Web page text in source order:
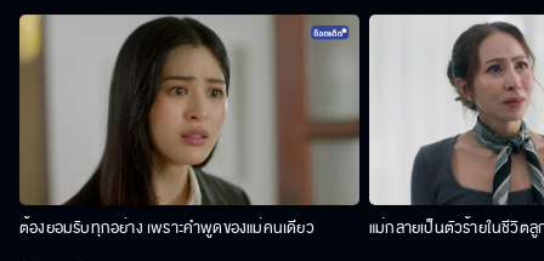
ต้องยอมรับทุกอย่าง เพราะคำพูดของแม่คนเดียว แม่กลายเป็นตัวร้ายในชีวิตลู